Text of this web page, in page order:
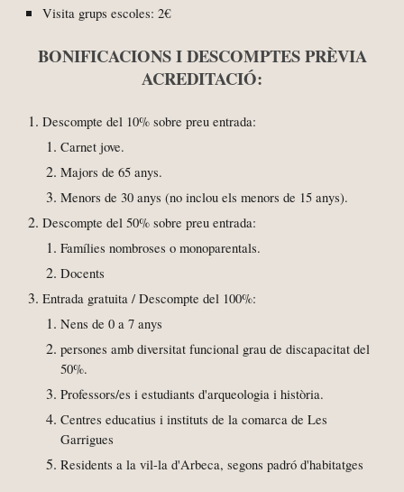
Visita grups escoles:2€
BONIFICACIONS I DESCOMPTES PRÈVIA
ACREDITACIÓ:
Descompte del 10% sobre preu entrada:
Carnet jove.
Majors de 65 anys.
Menors de 30 anys (no inclou els menors de 15 anys).
Descompte del50% sobre preu entrada:
Famílies nombroses o monoparentals.
Docents
Entrada gratuita / Descompte del 100%:
Nens de 0 a 7 anys
persones amb diversitat funcional grau de discapacitat del
50%.
Professors/es i estudiants d'arqueologia i història.
Centres educatius i instituts de la comarca de Les
Garrigues
Residents a la vil-la d'Arbeca, segons padró d'habitatges